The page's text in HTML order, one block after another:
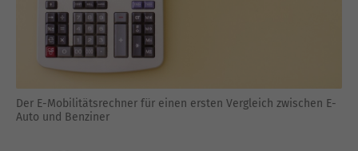
Der E-Mobilitätsrechner für einen ersten Vergleich zwischen E-
Auto und Benziner